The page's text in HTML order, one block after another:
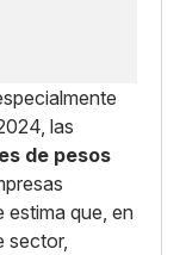
las
de pesos
estima que, en
sector,